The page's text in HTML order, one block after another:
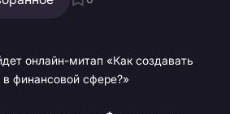
онлайн-митап «Как создавать
финансовой сфере?»